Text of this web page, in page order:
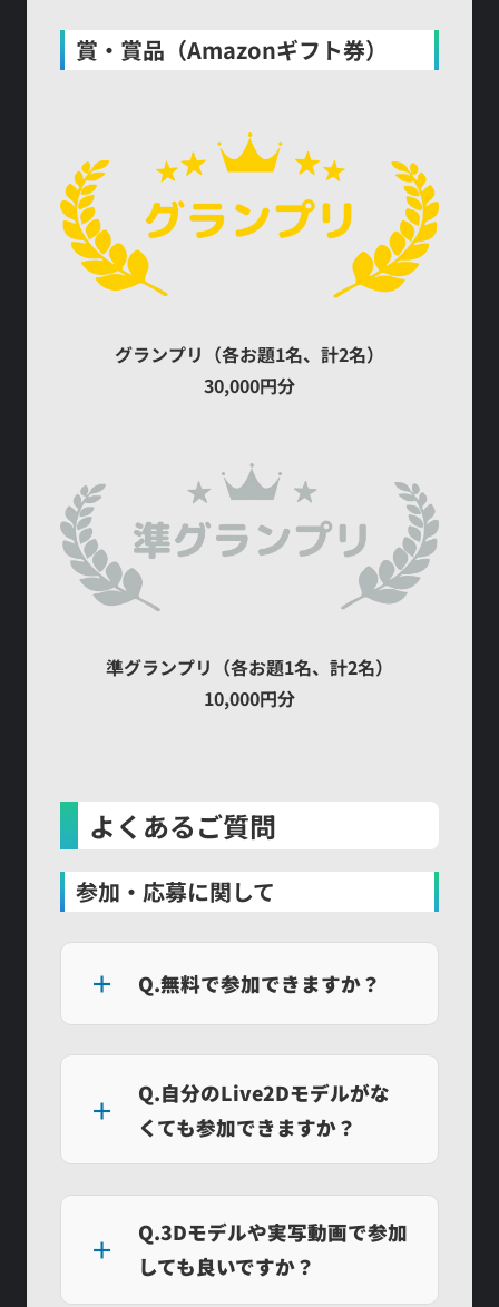
賞・賞品（Amazonギフト券）
グランプリ（各お題1名、計2名）
30,000円分
準グランプリ（各お題1名、計2名）
10,000円分
よくあるご質問
参加・応募に関して
Q.無料で参加できますか？
Q.自分のLive2Dモデルがな
くても参加できますか？
Q.3Dモデルや実写動画で参加
しても良いですか？